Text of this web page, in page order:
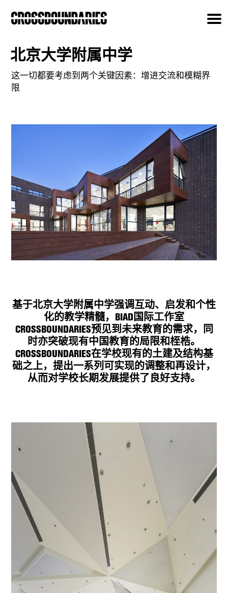
北京大学附属中学
这一切都要考虑到两个关键因素：增进交流和模糊界
限
基于北京大学附属中学强调互动、启发和个性
化的教学精髓，BIAD国际工作室
CROSSBOUNDARIES预见到未来教育的需求，同
时亦突破现有中国教育的局限和桎梏。
CROSSBOUNDARIES在学校现有的土建及结构基
础之上，提出一系列可实现的调整和再设计，
从而对学校长期发展提供了良好支持。